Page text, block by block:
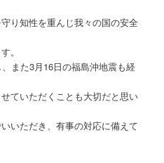
り知性を重んじ我々の国の安全
。
また3月16日の福島沖地震も経
ていただくことも大切だと思い
いただき、有事の対応に備えて